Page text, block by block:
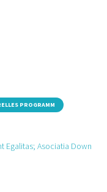
PROGRAMM
Egalitas; Asociatia Down